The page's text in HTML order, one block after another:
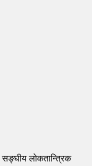
सङ्घीय लोकतान्त्रिक